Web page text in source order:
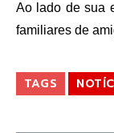
Ao lado de sua
familiares de
TAGS